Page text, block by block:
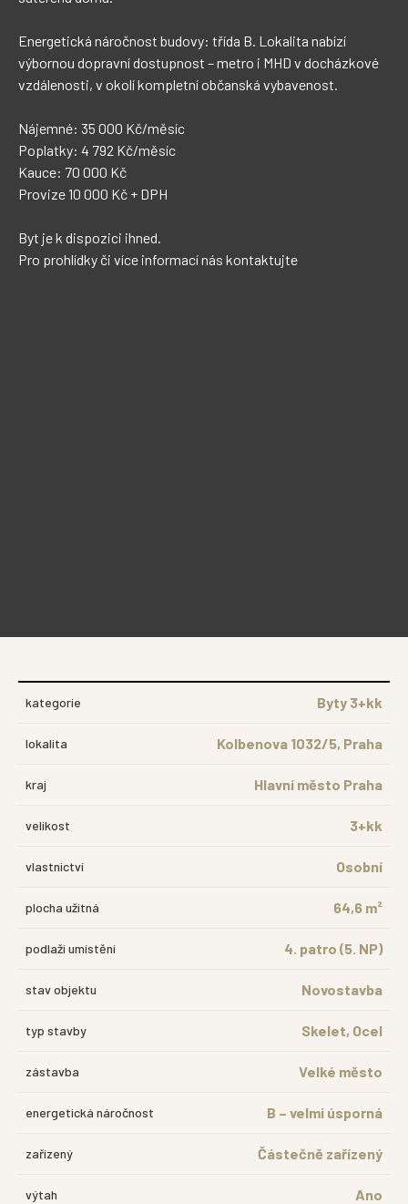
Energetická náročnost budovy: třída B. Lokalita nabízí
výbornou dopravní dostupnost – metro i MHD v docházkové
vzdálenosti, v okolí kompletní občanská vybavenost.
Nájemné: 35 000 Kč/měsíc
Poplatky: 4 792 Kč/měsíc
Kauce: 70 000 Kč
Provize 10 000 Kč + DPH
Byt je k dispozici ihned.
kategorie Byty 3+kk
lokalita Kolbenova 1032/5, Praha
kraj Hlavní město Praha
velikost 3+kk
vlastnictví Osobní
plocha užitná 64,6 m²
podlaží umístění 4. patro (5. NP)
stav objektu Novostavba
typ stavby Skelet, Ocel
zástavba Velké město
energetická náročnost B – velmi úsporná
zařízený Částečně zařízený
výtah Ano